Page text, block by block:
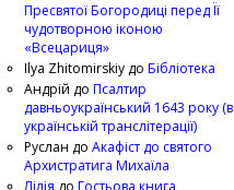
Пресвятої Богородиці перед Її
чудотворною іконою
«Всецариця»
Ilya Zhitomirskiy до Бібліотека
Андрій до Псалтир
давньоукраїнський 1643 року (в
українській транслітерації)
Руслан до Акафіст до святого
Архистратига Михаїла
Лілія до Гостьова книга